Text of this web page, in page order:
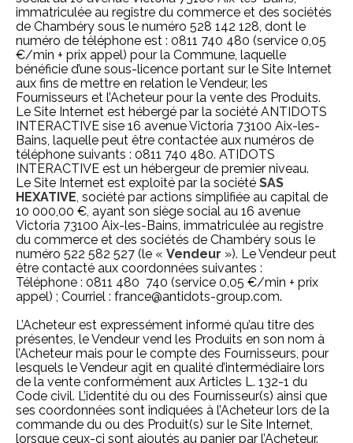
immatriculée au registre du commerce et des sociétés
de Chambéry sous le numéro 528 142 128, dont le
numéro de téléphone est : 0811 740 480 (service 0,05
€/min + prix appel) pour la Commune, laquelle
bénéficie d’une sous-licence portant sur le Site Internet
aux fins de mettre en relation le Vendeur, les
Fournisseurs et l’Acheteur pour la vente des Produits.
Le Site Internet est hébergé par la société ANTIDOTS
INTERACTIVE sise 16 avenue Victoria 73100 Aix-les-
Bains, laquelle peut être contactée aux numéros de
téléphone suivants : 0811 740 480. ATIDOTS
INTERACTIVE est un hébergeur de premier niveau.
Le Site Internet est exploité par la société SAS
HEXATIVE, société par actions simplifiée au capital de
10 000,00 €, ayant son siège social au 16 avenue
Victoria 73100 Aix-les-Bains, immatriculée au registre
du commerce et des sociétés de Chambéry sous le
numéro 522 582 527 (le « Vendeur »). Le Vendeur peut
être contacté aux coordonnées suivantes :
Téléphone : 0811 480 740 (service 0,05 €/min + prix
appel) ; Courriel : france@antidots-group.com.
L’Acheteur est expressément informé qu’au titre des
présentes, le Vendeur vend les Produits en son nom à
l’Acheteur mais pour le compte des Fournisseurs, pour
lesquels le Vendeur agit en qualité d’intermédiaire lors
de la vente conformément aux Articles L. 132-1 du
Code civil. L’identité du ou des Fournisseur(s) ainsi que
ses coordonnées sont indiquées à l’Acheteur lors de la
commande du ou des Produit(s) sur le Site Internet,
lorsque ceux-ci sont ajoutés au panier par l’Acheteur.